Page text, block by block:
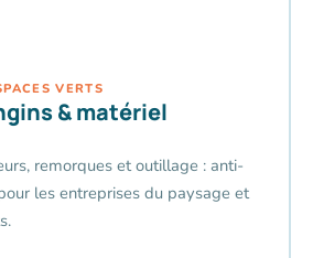
VERTS
& matériel
remorques et outillage : anti-
les entreprises du paysage et